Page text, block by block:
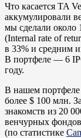
Что касается TA
аккумулировали
мы сделали около
(Internal rate of
в 33% и средним
В портфеле — 6
году.
В нашем портфеле
более $ 100 млн.
знакомств из 20
венчурных
(по статистике